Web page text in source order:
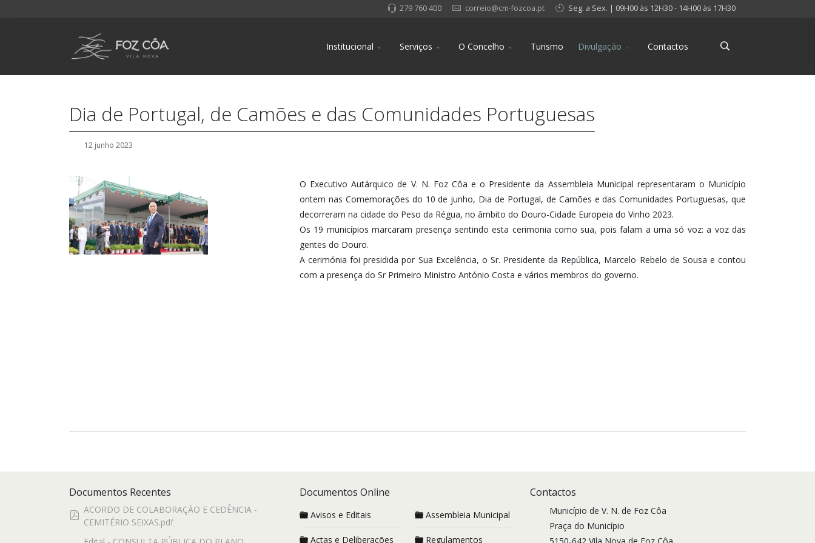
279 760 400 correio@cm-fozcoa.pt Seg. a Sex. | 09H00 às 12H30 - 14H00 às 17H30
Institucional Serviços O Concelho Turismo Divulgação Contactos
Dia de Portugal, de Camões e das Comunidades Portuguesas
12 junho 2023
O Executivo Autárquico de V. N. Foz Côa e o Presidente da Assembleia Municipal representaram o Município
ontem nas Comemorações do 10 de junho, Dia de Portugal, de Camões e das Comunidades Portuguesas, que
decorreram na cidade do Peso da Régua, no âmbito do Douro-Cidade Europeia do Vinho 2023.
Os 19 municípios marcaram presença sentindo esta cerimonia como sua, pois falam a uma só voz: a voz das
gentes do Douro.
A cerimónia foi presidida por Sua Excelência, o Sr. Presidente da República, Marcelo Rebelo de Sousa e contou
com a presença do Sr Primeiro Ministro António Costa e vários membros do governo.
Documentos Recentes
pdf
ACORDO DE COLABORAÇÃO E CEDÊNCIA -
CEMITÉRIO SEIXAS.pdf
Documentos Online
Avisos e Editais
Actas e Deliberações
Assembleia Municipal
Regulamentos
Contactos
Município de V. N. de Foz Côa
Praça do Município